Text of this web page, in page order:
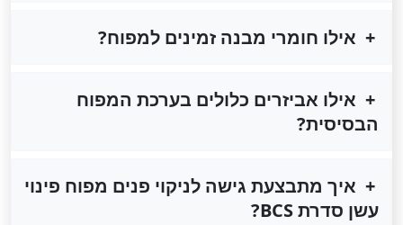
אילו חומרי מבנה זמינים למפוח?
אילו אביזרים כלולים בערכת המפוח
הבסיסית?
איך מתבצעת גישה לניקוי פנים מפוח פינוי
עשן סדרת BCS?